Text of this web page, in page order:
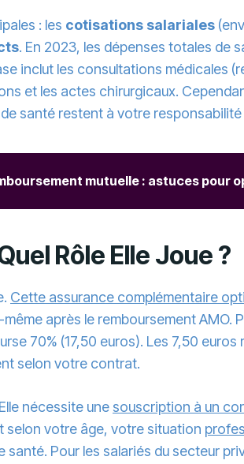
: les cotisations salariales
. En 2023, les dépenses totales de
inclut les consultations médicales
et les actes chirurgicaux.
santé restent à votre
mutuelle : astuces pour
Rôle Elle Joue ?
Cette assurance complémentaire
après le remboursement AMO.
70% (17,50 euros). Les 7,50
selon votre contrat.
nécessite une souscription à un
selon votre âge, votre situation
santé. Pour les salariés du secteur